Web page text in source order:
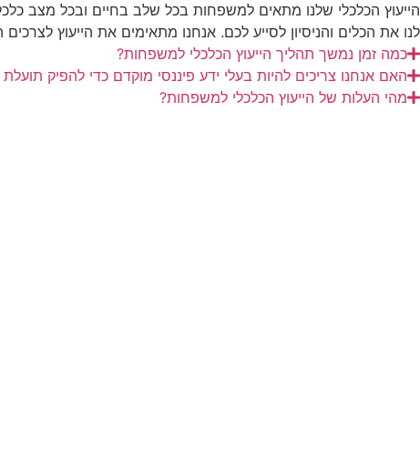
הייעוץ הכלכלי שלנו מתאים למשפחות בכל שלב בחיים ובכל מצב
לנו את הכלים והניסיון לסייע לכם. אנחנו מתאימים את הייעוץ
כמה זמן נמשך תהליך הייעוץ הכלכלי למשפחות?
האם אנחנו צריכים להיות בעלי ידע פיננסי מוקדם כדי להפיק תועלת
מהי העלות של הייעוץ הכלכלי למשפחות?